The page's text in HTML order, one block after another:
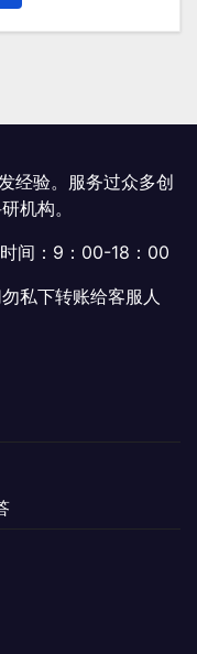
为：
¥199.00。
经验。服务过众多创
机构。
间：9：00-18：00
私下转账给客服人